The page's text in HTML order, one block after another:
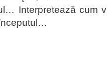
Interpretează cum